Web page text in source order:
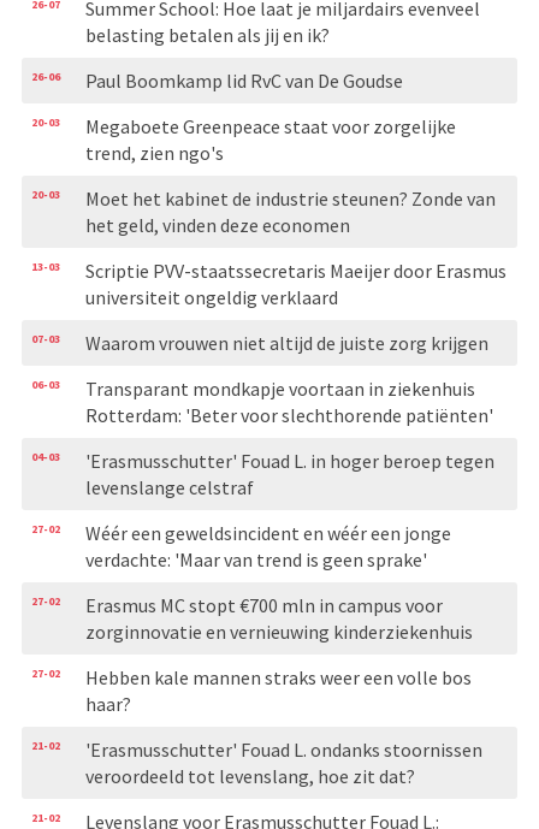
26-07
Summer School: Hoe laat je miljardairs evenveel
belasting betalen als jij en ik?
26-06 Paul Boomkamp lid RvC van De Goudse
20-03
Megaboete Greenpeace staat voor zorgelijke
trend, zien ngo's
20-03
Moet het kabinet de industrie steunen? Zonde van
het geld, vinden deze economen
13-03
Scriptie PVV-staatssecretaris Maeijer door Erasmus
universiteit ongeldig verklaard
07-03 Waarom vrouwen niet altijd de juiste zorg krijgen
06-03
Transparant mondkapje voortaan in ziekenhuis
Rotterdam: 'Beter voor slechthorende patiënten'
04-03
'Erasmusschutter' Fouad L. in hoger beroep tegen
levenslange celstraf
27-02
Wéér een geweldsincident en wéér een jonge
verdachte: 'Maar van trend is geen sprake'
27-02
Erasmus MC stopt €700 mln in campus voor
zorginnovatie en vernieuwing kinderziekenhuis
27-02
Hebben kale mannen straks weer een volle bos
haar?
21-02
'Erasmusschutter' Fouad L. ondanks stoornissen
veroordeeld tot levenslang, hoe zit dat?
21-02
Levenslang voor Erasmusschutter Fouad L.: